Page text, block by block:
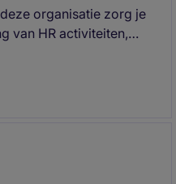
organisatie zorg je
van HR activiteiten,
een soepel verloop
organisatie.